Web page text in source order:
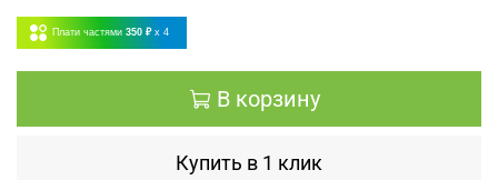
Плати частями 350 ₽ x 4
В корзину
Купить в 1 клик